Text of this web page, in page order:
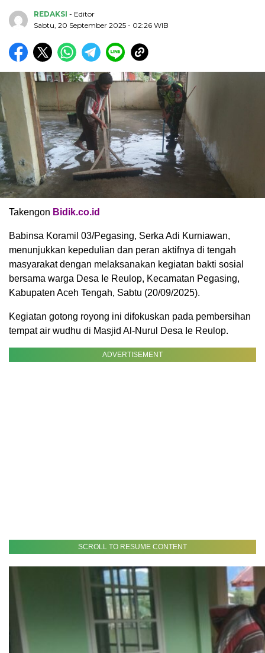
REDAKSI - Editor
Sabtu, 20 September 2025 - 02:26 WIB
Takengon Bidik.co.id
Babinsa Koramil 03/Pegasing, Serka Adi Kurniawan,
menunjukkan kepedulian dan peran aktifnya di tengah
masyarakat dengan melaksanakan kegiatan bakti sosial
bersama warga Desa Ie Reulop, Kecamatan Pegasing,
Kabupaten Aceh Tengah, Sabtu (20/09/2025).
Kegiatan gotong royong ini difokuskan pada pembersihan
tempat air wudhu di Masjid Al-Nurul Desa Ie Reulop.
ADVERTISEMENT
SCROLL TO RESUME CONTENT